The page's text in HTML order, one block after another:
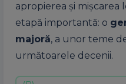
apropierea și mișcarea
etapă importantă: o
majoră, a unor teme
următoarele decenii.